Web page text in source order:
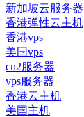
新加坡云服务器
香港弹性云主机
香港vps
美国vps
cn2服务器
vps服务器
香港云主机
美国主机